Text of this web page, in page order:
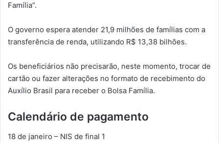
Família”.
O governo espera atender 21,9 milhões de famílias com a
transferência de renda, utilizando R$ 13,38 bilhões.
Os beneficiários não precisarão, neste momento, trocar de
cartão ou fazer alterações no formato de recebimento do
Auxílio Brasil para receber o Bolsa Família.
Calendário de pagamento
18 de janeiro – NIS de final 1